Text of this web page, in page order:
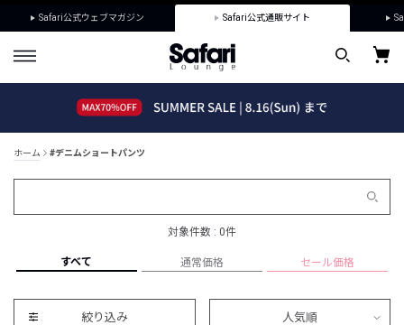
Safari公式ウェブマガジン Safari公式通販サイト
ホーム #デニムショートパンツ
対象件数 : 0件
すべて 通常価格 セール価格
絞り込み 人気順